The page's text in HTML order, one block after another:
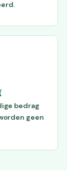
bedrag
geen